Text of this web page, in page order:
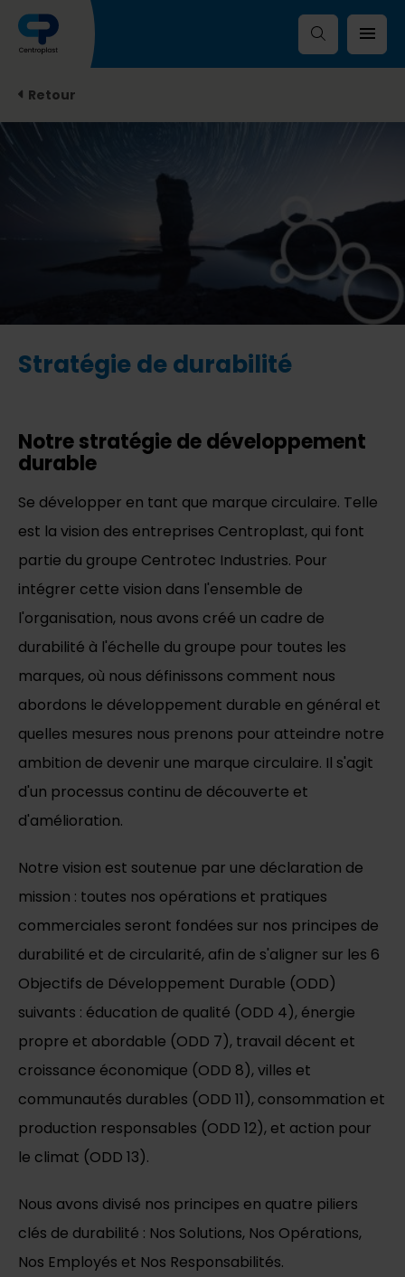
Retour
Stratégie de durabilité
Notre stratégie de développement
durable
Se développer en tant que marque circulaire. Telle
est la vision des entreprises Centroplast, qui font
partie du groupe Centrotec Industries. Pour
intégrer cette vision dans l'ensemble de
l'organisation, nous avons créé un cadre de
durabilité à l'échelle du groupe pour toutes les
marques, où nous définissons comment nous
abordons le développement durable en général et
quelles mesures nous prenons pour atteindre notre
ambition de devenir une marque circulaire. Il s'agit
d'un processus continu de découverte et
d'amélioration.
Notre vision est soutenue par une déclaration de
mission : toutes nos opérations et pratiques
commerciales seront fondées sur nos principes de
durabilité et de circularité, afin de s'aligner sur les 6
Objectifs de Développement Durable (ODD)
suivants : éducation de qualité (ODD 4), énergie
propre et abordable (ODD 7), travail décent et
croissance économique (ODD 8), villes et
communautés durables (ODD 11), consommation et
production responsables (ODD 12), et action pour
le climat (ODD 13).
Nous avons divisé nos principes en quatre piliers
clés de durabilité : Nos Solutions, Nos Opérations,
Nos Employés et Nos Responsabilités.